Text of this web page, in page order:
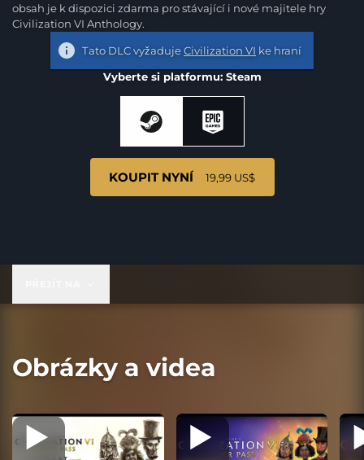
obsah je k dispozici zdarma pro stávající i nové majitele hry
Civilization VI Anthology.
Tato DLC vyžadujeCivilization VI ke hraní
Vyberte si platformu: Steam
KOUPIT NYNÍ 19,99 US$
Obrázky a videa